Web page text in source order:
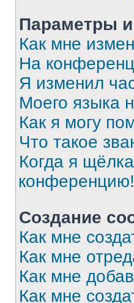
Параметры и
Как мне
На
Я изменил
Моего языка
Как я могу
Что такое
Когда я
конференцию!
Создание
Как мне
Как мне
Как мне
Как мне